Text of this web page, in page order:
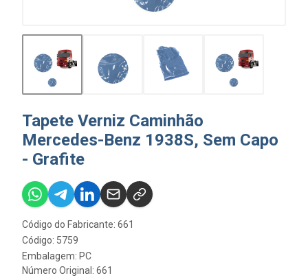
Tapete Verniz Caminhão
Mercedes-Benz 1938S, Sem Capo
- Grafite
Código do Fabricante: 661
Código: 5759
Embalagem: PC
Número Original: 661